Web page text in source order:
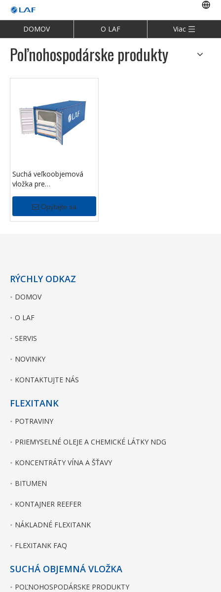
DOMOV O LAF Viac
Poľnohospodárske produkty
Suchá veľkoobjemová
vložka pre
produkty Opýtajte sa
RÝCHLY ODKAZ
DOMOV
O LAF
SERVIS
NOVINKY
KONTAKTUJTE NÁS
FLEXITANK
POTRAVINY
PRIEMYSELNÉ OLEJE A CHEMICKÉ LÁTKY NDG
KONCENTRÁTY VÍNA A ŠŤAVY
BITUMEN
KONTAJNER REEFER
NÁKLADNÉ FLEXITANK
FLEXITANK FAQ
SUCHÁ OBJEMNÁ VLOŽKA
POĽNOHOSPODÁRSKE PRODUKTY